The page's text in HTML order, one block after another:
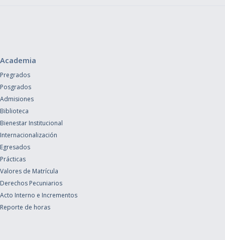
Academia
Pregrados
Posgrados
Admisiones
Biblioteca
Bienestar Institucional
Internacionalización
Egresados
Prácticas
Valores de Matrícula
Derechos Pecuniarios
Acto Interno e Incrementos
Reporte de horas